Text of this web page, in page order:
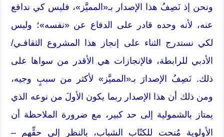
ونحن إذ نَصِفُ هذا الإصدار بـ«المميَّز»، فليس كي ندافع
عنه، لأنه وحده قادر على الدفاع عن «نفسه»؛ وليس
لكي نستدرج الثناء على إنجاز هذا المشروع الثقافـي/
الأدبي للرابطة، فالإنجازات هي الأقدر من سواها على
ذلك. نَصِفُ الإصدارَ بـ«المميَّز» لأكثر من سببٍ وجيه،
ومن ذلك أن هذا الإصدار ربما يكون الأولَ من نوعه الذي
يمتاز بالشمولية إلى حد كبير، مع ضرورة الملاحظة أن
الأولوية مُنحت للكتّاب الشباب، بالنظر إلى حقِّهم –